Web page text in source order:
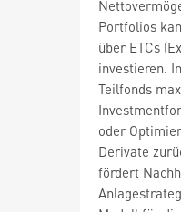
Portfolios
über ETCs
investieren.
Teilfonds
oder
Derivate
fördert